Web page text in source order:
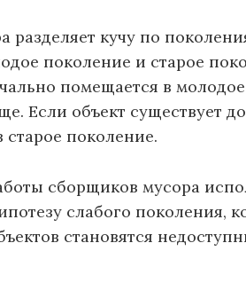
разделяет кучу по
поколение и старое
помещается в
Если объект существует
старое поколение.
сборщиков мусора
слабого поколения,
становятся